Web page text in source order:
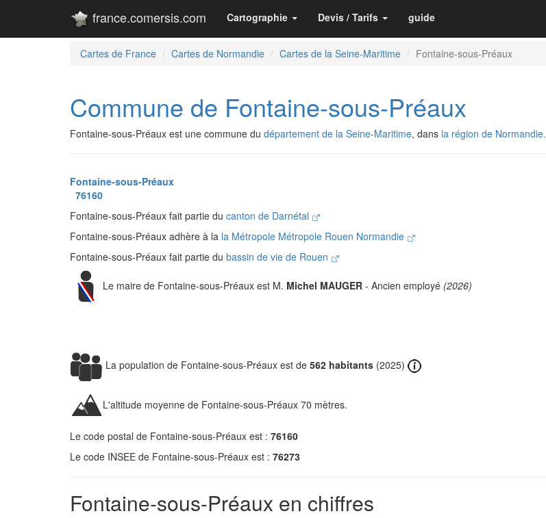
france.comersis.com Cartographie Devis / Tarifs guide
Cartes de France Cartes de Normandie Cartes de la Seine-Maritime Fontaine-sous-Préaux
Commune de Fontaine-sous-Préaux
Fontaine-sous-Préaux est une commune du département de la Seine-Maritime, dans la région de Normandie.
Fontaine-sous-Préaux
76160
Fontaine-sous-Préaux fait partie du canton de Darnétal
Fontaine-sous-Préaux adhère à la la Métropole Métropole Rouen Normandie
Fontaine-sous-Préaux fait partie du bassin de vie de Rouen
Le maire de Fontaine-sous-Préaux est M. Michel MAUGER - Ancien employé (2026)
La population de Fontaine-sous-Préaux est de 562 habitants (2025)
L'altitude moyenne de Fontaine-sous-Préaux 70 mètres.
Le code postal de Fontaine-sous-Préaux est : 76160
Le code INSEE de Fontaine-sous-Préaux est : 76273
Fontaine-sous-Préaux en chiffres